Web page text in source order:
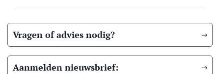
Vragen of advies nodig?
Aanmelden nieuwsbrief: